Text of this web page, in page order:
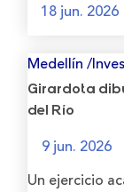
18 jun. 2026
Medellín /
Girardota
del Río
9 jun. 2026
Un ejercicio